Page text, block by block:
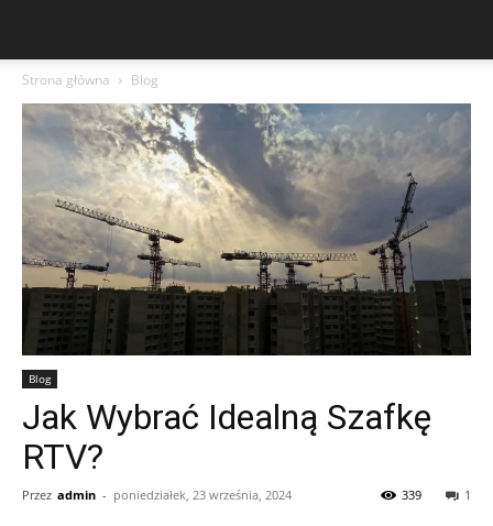
Strona główna Blog
Blog
Jak Wybrać Idealną Szafkę
RTV?
Przez admin - poniedziałek, 23 września, 2024 1
339